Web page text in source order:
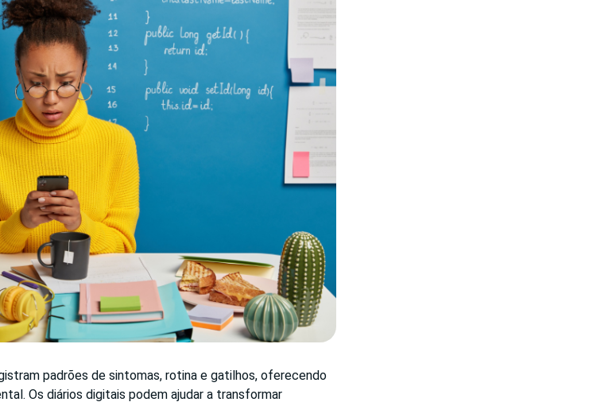
padrões de sintomas, rotina e gatilhos, oferecendo
Os diários digitais podem ajudar a transformar